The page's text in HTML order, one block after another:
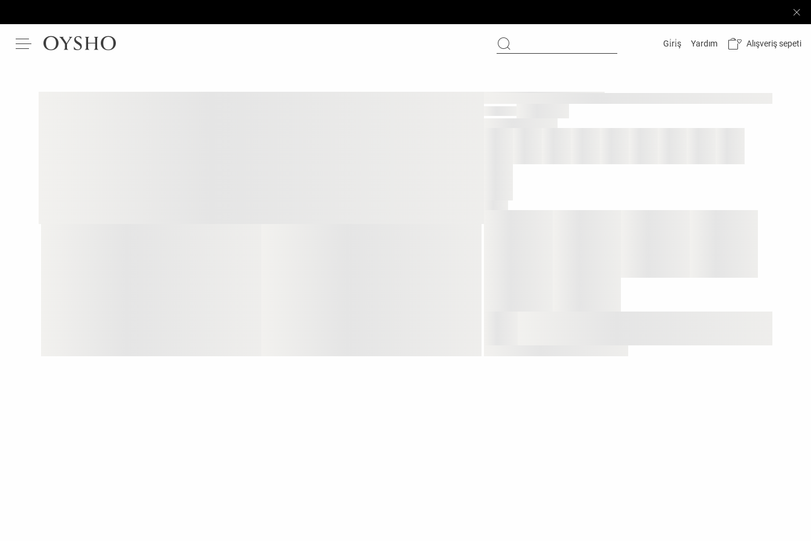
Gi̇ri̇ş Yardım Alışveriş sepeti